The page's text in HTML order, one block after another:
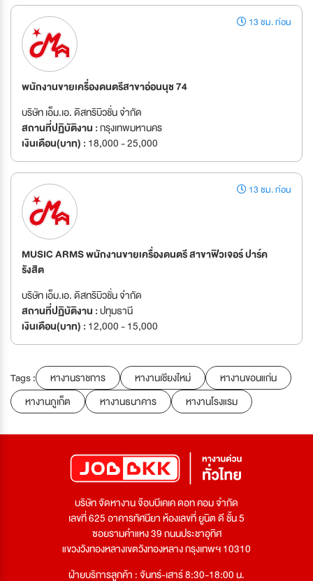
13 ชม. ก่อน
พนักงานขายเครื่องดนตรีสาขาอ่อนนุช 74
บริษัท เอ็ม.เอ. ดิสทริบิวชั่น จำกัด
สถานที่ปฏิบัติงาน :กรุงเทพมหานคร
เงินเดือน(บาท) : 18,000 - 25,000
13 ชม. ก่อน
MUSIC ARMS พนักงานขายเครื่องดนตรี สาขาฟิวเจอร์ ปาร์ค
รังสิต
บริษัท เอ็ม.เอ. ดิสทริบิวชั่น จำกัด
สถานที่ปฏิบัติงาน :ปทุมธานี
เงินเดือน(บาท) : 12,000 - 15,000
Tags : หางานราชการ หางานเชียงใหม่
หางานขอนแก่น
หางานภูเก็ต
หางานธนาคาร หางานโรงแรม
บริษัท จัดหางาน จ๊อบบีเคเค ดอท คอม จำกัด
เลขที่ 625 อาคารทัศนียา ห้องเลขที่ ยูนิต ดี ชั้น 5
ซอยรามคำแหง 39 ถนนประชาอุทิศ
แขวงวังทองหลางเขตวังทองหลาง กรุงเทพฯ 10310
ฝ่ายบริการลูกค้า : จันทร์-เสาร์ 8:30-18:00 น.